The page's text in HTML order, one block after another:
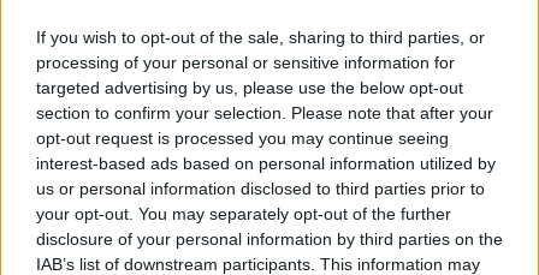
If you wish to opt-out of the sale, sharing to third parties, or
processing of your personal or sensitive information for
targeted advertising by us, please use the below opt-out
section to confirm your selection. Please note that after your
opt-out request is processed you may continue seeing
interest-based ads based on personal information utilized by
us or personal information disclosed to third parties prior to
your opt-out. You may separately opt-out of the further
disclosure of your personal information by third parties on the
IAB’s list of downstream participants. This information may
naprawdę przyjemne. Przednie fotele nie mają
sportowego wyprofilowania, lecz za to są bardzo
wygodne i dobrze sprawdzą się podczas dłuższych
podróży. Wypełniono je specjalną gąbką, która ma im
zapewnić większą wytrzymałość.
Kaczusia